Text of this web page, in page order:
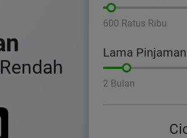
600 Ratus Ribu
Lama Pinjaman
2 Bulan